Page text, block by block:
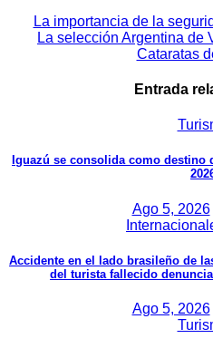
Navegación
La importancia de la
La selección Argentina de
Cataratas
Entrada
Iguazú se consolida como destino
Ago 5, 2026
Accidente en el lado brasileño de
del turista fallecido
Ago 5, 2026